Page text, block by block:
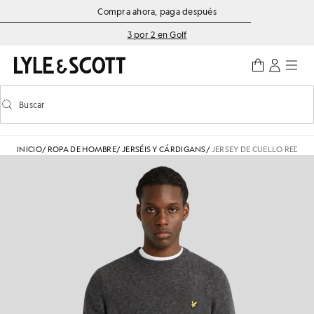
Saltar al contenido principal
Información de accesibilidadCompra ahora, paga después
3 por 2 en Golf
Activar/desactivar la búsqueda predictiva
Buscar
INICIO/ ROPA DE HOMBRE/JERSÉIS Y CÁRDIGANS/JERSEY DE CUELLO